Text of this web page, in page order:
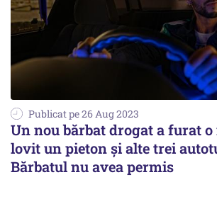
Publicat pe 26 Aug 2023
Un nou bărbat drogat a furat o
lovit un pieton și alte trei
Bărbatul nu avea permis